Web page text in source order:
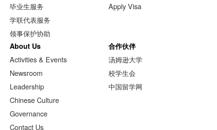
毕业生服务
学联代表服务
领事保护协助
Apply Visa
About Us
Activities & Events
Newsroom
Leadership
Chinese Culture
Governance
Contact Us
合作伙伴
汤姆逊大学
校学生会
中国留学网